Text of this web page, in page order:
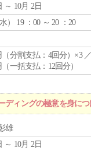
～ 10月 2日
水） 19 ：00 ～ 20 ：20
（分割支払：4回分）×3
（一括支払：12回分）
ィングの極意を身につ
雄
～ 10月 2日